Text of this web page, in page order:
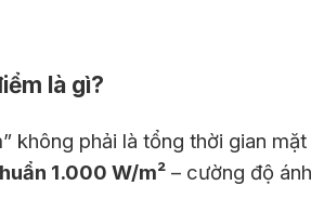
là gì?
không phải là tổng thời gian
1.000 W/m²– cường độ